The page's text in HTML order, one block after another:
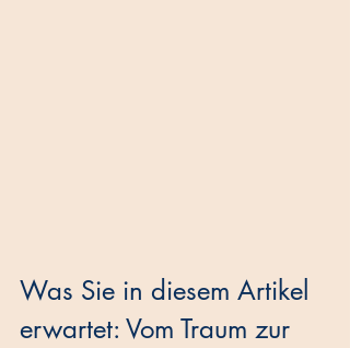
Was Sie in diesem Artikel
erwartet: Vom Traum zur